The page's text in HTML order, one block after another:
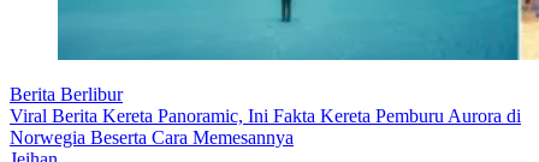
Berita Berlibur
Viral Berita Kereta Panoramic, Ini Fakta Kereta Pemburu Aurora di
Norwegia Beserta Cara Memesannya